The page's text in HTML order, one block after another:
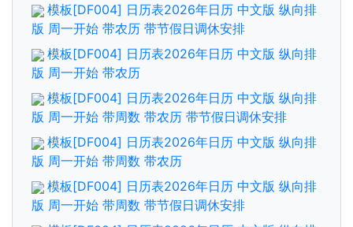
模板[DF004] 日历表2026年日历 中文版 纵向排
版 周一开始 带农历 带节假日调休安排
模板[DF004] 日历表2026年日历 中文版 纵向排
版 周一开始 带农历
模板[DF004] 日历表2026年日历 中文版 纵向排
版 周一开始 带周数 带农历 带节假日调休安排
模板[DF004] 日历表2026年日历 中文版 纵向排
版 周一开始 带周数 带农历
模板[DF004] 日历表2026年日历 中文版 纵向排
版 周一开始 带周数 带节假日调休安排